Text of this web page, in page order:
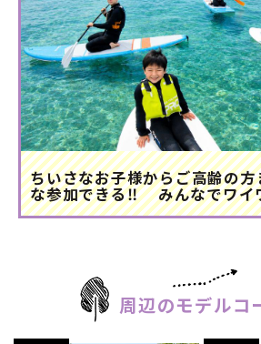
ちいさなお子様からご高齢の
な参加できる‼ みんなでワイ
周辺のモデルコ